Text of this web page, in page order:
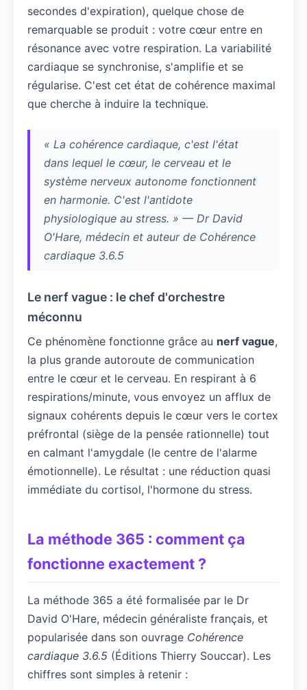
secondes d'expiration), quelque chose de
remarquable se produit : votre cœur entre en
résonance avec votre respiration. La variabilité
cardiaque se synchronise, s'amplifie et se
régularise. C'est cet état de cohérence maximal
que cherche à induire la technique.
« La cohérence cardiaque, c'est l'état
dans lequel le cœur, le cerveau et le
système nerveux autonome fonctionnent
en harmonie. C'est l'antidote
physiologique au stress. » — Dr David
O'Hare, médecin et auteur de Cohérence
cardiaque 3.6.5
Le nerf vague : le chef d'orchestre
méconnu
Ce phénomène fonctionne grâce au nerf vague,
la plus grande autoroute de communication
entre le cœur et le cerveau. En respirant à 6
respirations/minute, vous envoyez un afflux de
signaux cohérents depuis le cœur vers le cortex
préfrontal (siège de la pensée rationnelle) tout
en calmant l'amygdale (le centre de l'alarme
émotionnelle). Le résultat : une réduction quasi
immédiate du cortisol, l'hormone du stress.
La méthode 365 : comment ça
fonctionne exactement ?
La méthode 365 a été formalisée par le Dr
David O'Hare, médecin généraliste français, et
popularisée dans son ouvrage Cohérence
cardiaque 3.6.5 (Éditions Thierry Souccar). Les
chiffres sont simples à retenir :